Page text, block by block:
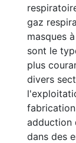
gaz
masques
sont le
plus
divers
adduction
dans des